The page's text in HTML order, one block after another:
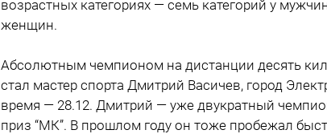
возрастных категориях — семь категорий у
женщин.
Абсолютным чемпионом на дистанции десять
стал мастер спорта Дмитрий Васичев, город
время — 28.12. Дмитрий — уже двукратный
приз “МК”. В прошлом году он тоже пробежал